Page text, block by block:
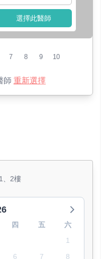
選擇此醫師
7 8 9 10
師 重新選擇
、2樓
四 五
六
1
6 7
8